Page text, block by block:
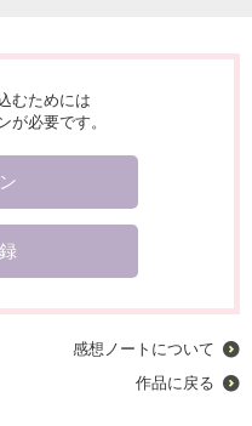
むためには
が必要です。
感想ノートについて
作品に戻る